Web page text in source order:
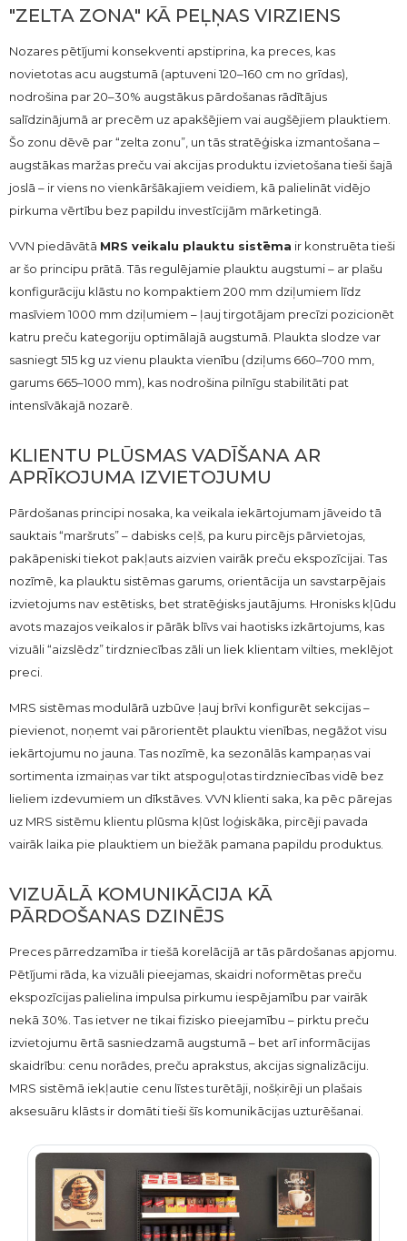
"ZELTA ZONA" KĀ PEĻŅAS VIRZIENS
Nozares pētījumi konsekventi apstiprina, ka preces, kas
novietotas acu augstumā (aptuveni 120–160 cm no grīdas),
nodrošina par 20–30% augstākus pārdošanas rādītājus
salīdzinājumā ar precēm uz apakšējiem vai augšējiem plauktiem.
Šo zonu dēvē par “zelta zonu”, un tās stratēģiska izmantošana –
augstākas maržas preču vai akcijas produktu izvietošana tieši šajā
joslā – ir viens no vienkāršākajiem veidiem, kā palielināt vidējo
pirkuma vērtību bez papildu investīcijām mārketingā.
VVN piedāvātā MRS veikalu plauktu sistēma ir konstruēta tieši
ar šo principu prātā. Tās regulējamie plauktu augstumi – ar plašu
konfigurāciju klāstu no kompaktiem 200 mm dziļumiem līdz
masīviem 1000 mm dziļumiem – ļauj tirgotājam precīzi pozicionēt
katru preču kategoriju optimālajā augstumā. Plaukta slodze var
sasniegt 515 kg uz vienu plaukta vienību (dziļums 660–700 mm,
garums 665–1000 mm), kas nodrošina pilnīgu stabilitāti pat
intensīvākajā nozarē.
KLIENTU PLŪSMAS VADĪŠANA AR
APRĪKOJUMA IZVIETOJUMU
Pārdošanas principi nosaka, ka veikala iekārtojumam jāveido tā
sauktais “maršruts” – dabisks ceļš, pa kuru pircējs pārvietojas,
pakāpeniski tiekot pakļauts aizvien vairāk preču ekspozīcijai. Tas
nozīmē, ka plauktu sistēmas garums, orientācija un savstarpējais
izvietojums nav estētisks, bet stratēģisks jautājums. Hronisks kļūdu
avots mazajos veikalos ir pārāk blīvs vai haotisks izkārtojums, kas
vizuāli “aizslēdz” tirdzniecības zāli un liek klientam vilties, meklējot
preci.
MRS sistēmas modulārā uzbūve ļauj brīvi konfigurēt sekcijas –
pievienot, noņemt vai pārorientēt plauktu vienības, negāžot visu
iekārtojumu no jauna. Tas nozīmē, ka sezonālās kampaņas vai
sortimenta izmaiņas var tikt atspoguļotas tirdzniecības vidē bez
lieliem izdevumiem un dīkstāves. VVN klienti saka, ka pēc pārejas
uz MRS sistēmu klientu plūsma kļūst loģiskāka, pircēji pavada
vairāk laika pie plauktiem un biežāk pamana papildu produktus.
VIZUĀLĀ KOMUNIKĀCIJA KĀ
PĀRDOŠANAS DZINĒJS
Preces pārredzamība ir tiešā korelācijā ar tās pārdošanas apjomu.
Pētījumi rāda, ka vizuāli pieejamas, skaidri noformētas preču
ekspozīcijas palielina impulsa pirkumu iespējamību par vairāk
nekā 30%. Tas ietver ne tikai fizisko pieejamību – pirktu preču
izvietojumu ērtā sasniedzamā augstumā – bet arī informācijas
skaidrību: cenu norādes, preču aprakstus, akcijas signalizāciju.
MRS sistēmā iekļautie cenu līstes turētāji, nošķirēji un plašais
aksesuāru klāsts ir domāti tieši šīs komunikācijas uzturēšanai.